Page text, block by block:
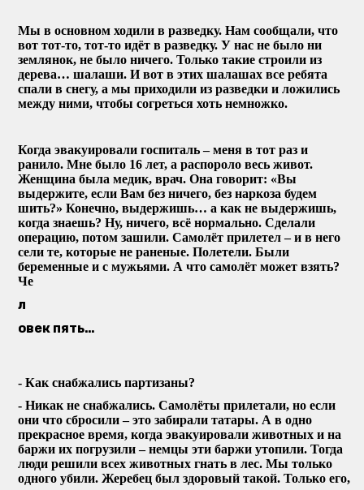
Мы в основном ходили в разведку. Нам сообщали, что
вот тот-то, тот-то идёт в разведку. У нас не было ни
землянок, не было ничего. Только такие строили из
дерева… шалаши. И вот в этих шалашах все ребята
спали в снегу, а мы приходили из разведки и ложились
между ними, чтобы согреться хоть немножко.
Когда эвакуировали госпиталь – меня в тот раз и
ранило. Мне было 16 лет, а распороло весь живот.
Женщина была медик, врач. Она говорит: «Вы
выдержите, если Вам без ничего, без наркоза будем
шить?» Конечно, выдержишь… а как не выдержишь,
когда знаешь? Ну, ничего, всё нормально. Сделали
операцию, потом зашили. Самолёт прилетел – и в него
сели те, которые не раненые. Полетели. Были
беременные и с мужьями. А что самолёт может взять?
Че
л
овек пять…
- Как снабжались партизаны?
- Никак не снабжались. Самолёты прилетали, но если
они что сбросили – это забирали татары. А в одно
прекрасное время, когда эвакуировали животных и на
баржи их погрузили – немцы эти баржи утопили. Тогда
люди решили всех животных гнать в лес. Мы только
одного убили. Жеребец был здоровый такой. Только его,